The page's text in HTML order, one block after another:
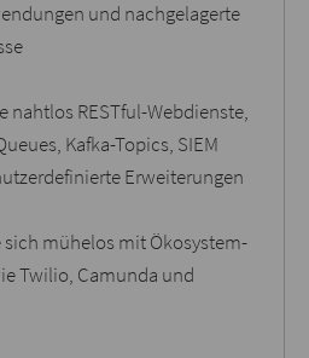
und nachgelagerte
nahtlos RESTful-Webdienste,
Kafka-Topics, SIEM
Erweiterungen
sich mühelos mit Ökosystem-
Twilio, Camunda und